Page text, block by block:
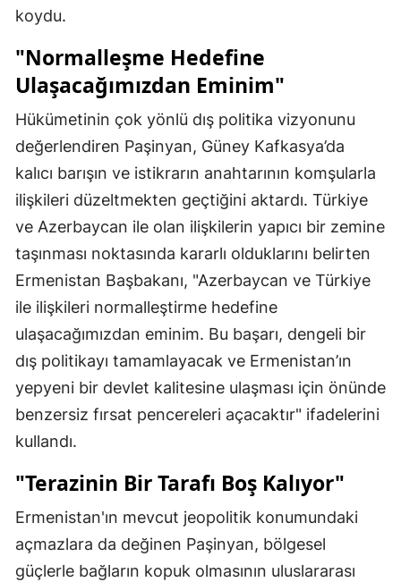
koydu.
"Normalleşme Hedefine
Ulaşacağımızdan Eminim"
Hükümetinin çok yönlü dış politika vizyonunu
değerlendiren Paşinyan, Güney Kafkasya’da
kalıcı barışın ve istikrarın anahtarının komşularla
ilişkileri düzeltmekten geçtiğini aktardı. Türkiye
ve Azerbaycan ile olan ilişkilerin yapıcı bir zemine
taşınması noktasında kararlı olduklarını belirten
Ermenistan Başbakanı, "Azerbaycan ve Türkiye
ile ilişkileri normalleştirme hedefine
ulaşacağımızdan eminim. Bu başarı, dengeli bir
dış politikayı tamamlayacak ve Ermenistan’ın
yepyeni bir devlet kalitesine ulaşması için önünde
benzersiz fırsat pencereleri açacaktır" ifadelerini
kullandı.
"Terazinin Bir Tarafı Boş Kalıyor"
Ermenistan'ın mevcut jeopolitik konumundaki
açmazlara da değinen Paşinyan, bölgesel
güçlerle bağların kopuk olmasının uluslararası